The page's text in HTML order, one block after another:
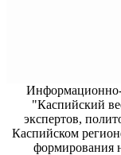
Информационно-
"Каспийский
экспертов,
Каспийском
формирования